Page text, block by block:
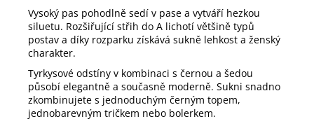
Vysoký pas pohodlně sedí v pase a vytváří hezkou
siluetu. Rozšiřující střih do A lichotí většině typů
postav a díky rozparku získává sukně lehkost a ženský
charakter.
Tyrkysové odstíny v kombinaci s černou a šedou
působí elegantně a současně moderně. Sukni snadno
zkombinujete s jednoduchým černým topem,
jednobarevným tričkem nebo bolerkem.